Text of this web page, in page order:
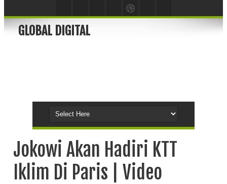
GLOBAL DIGITAL
Jokowi Akan Hadiri KTT
Iklim Di Paris | Video